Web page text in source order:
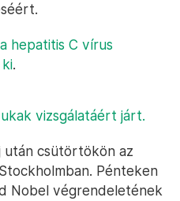
hepatitis C vírus
.
vizsgálatáért járt.
után csütörtökön az
Pénteken
Nobel végrendeletének